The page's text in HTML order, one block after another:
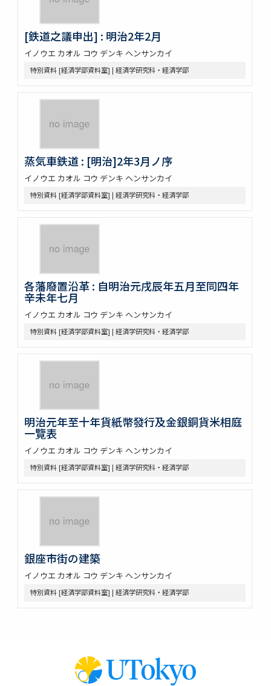
[鉄道之議申出] : 明治2年2月
イノウエ カオル コウ デンキ ヘンサンカイ
特別資料 [経済学部資料室] | 経済学研究科・経済学部
蒸気車鉄道 : [明治]2年3月ノ序
イノウエ カオル コウ デンキ ヘンサンカイ
特別資料 [経済学部資料室] | 経済学研究科・経済学部
各藩廢置沿革 : 自明治元戌辰年五月至同四年
辛未年七月
イノウエ カオル コウ デンキ ヘンサンカイ
特別資料 [経済学部資料室] | 経済学研究科・経済学部
明治元年至十年貨紙幣發行及金銀銅貨米相庭
一覽表
イノウエ カオル コウ デンキ ヘンサンカイ
特別資料 [経済学部資料室] | 経済学研究科・経済学部
銀座市街の建築
イノウエ カオル コウ デンキ ヘンサンカイ
特別資料 [経済学部資料室] | 経済学研究科・経済学部